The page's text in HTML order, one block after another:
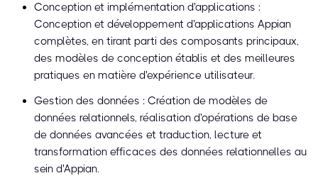
Conception et implémentation d'applications :
Conception et développement d'applications Appian
complètes, en tirant parti des composants principaux,
des modèles de conception établis et des meilleures
pratiques en matière d'expérience utilisateur.
Gestion des données : Création de modèles de
données relationnels, réalisation d'opérations de base
de données avancées et traduction, lecture et
transformation efficaces des données relationnelles au
sein d'Appian.